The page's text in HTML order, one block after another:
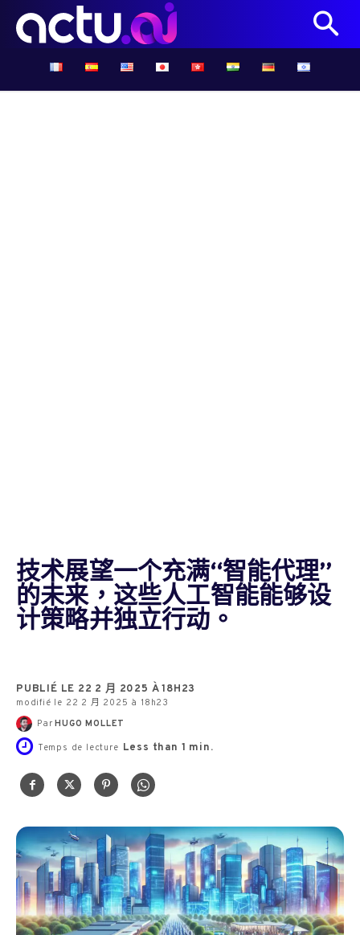
技术展望一个充满“智能代理”
的未来，这些人工智能能够设
计策略并独立行动。
PUBLIÉ LE 22 2 月 2025 À 18H23
modifié le 22 2 月 2025 à 18h23
Par HUGO MOLLET
Temps de lecture Less than 1 min.